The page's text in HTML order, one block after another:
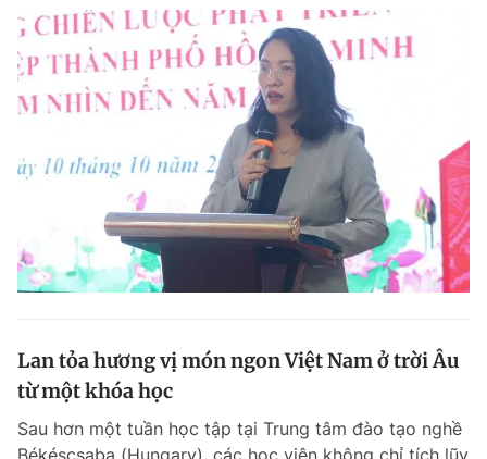
Lan tỏa hương vị món ngon Việt Nam ở trời Âu
từ một khóa học
Sau hơn một tuần học tập tại Trung tâm đào tạo nghề
Békéscsaba (Hungary), các học viên không chỉ tích lũy